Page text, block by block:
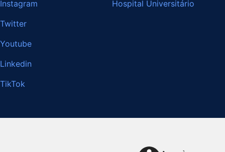
Instagram
Twitter
Youtube
Linkedin
TikTok
Hospital Universitário